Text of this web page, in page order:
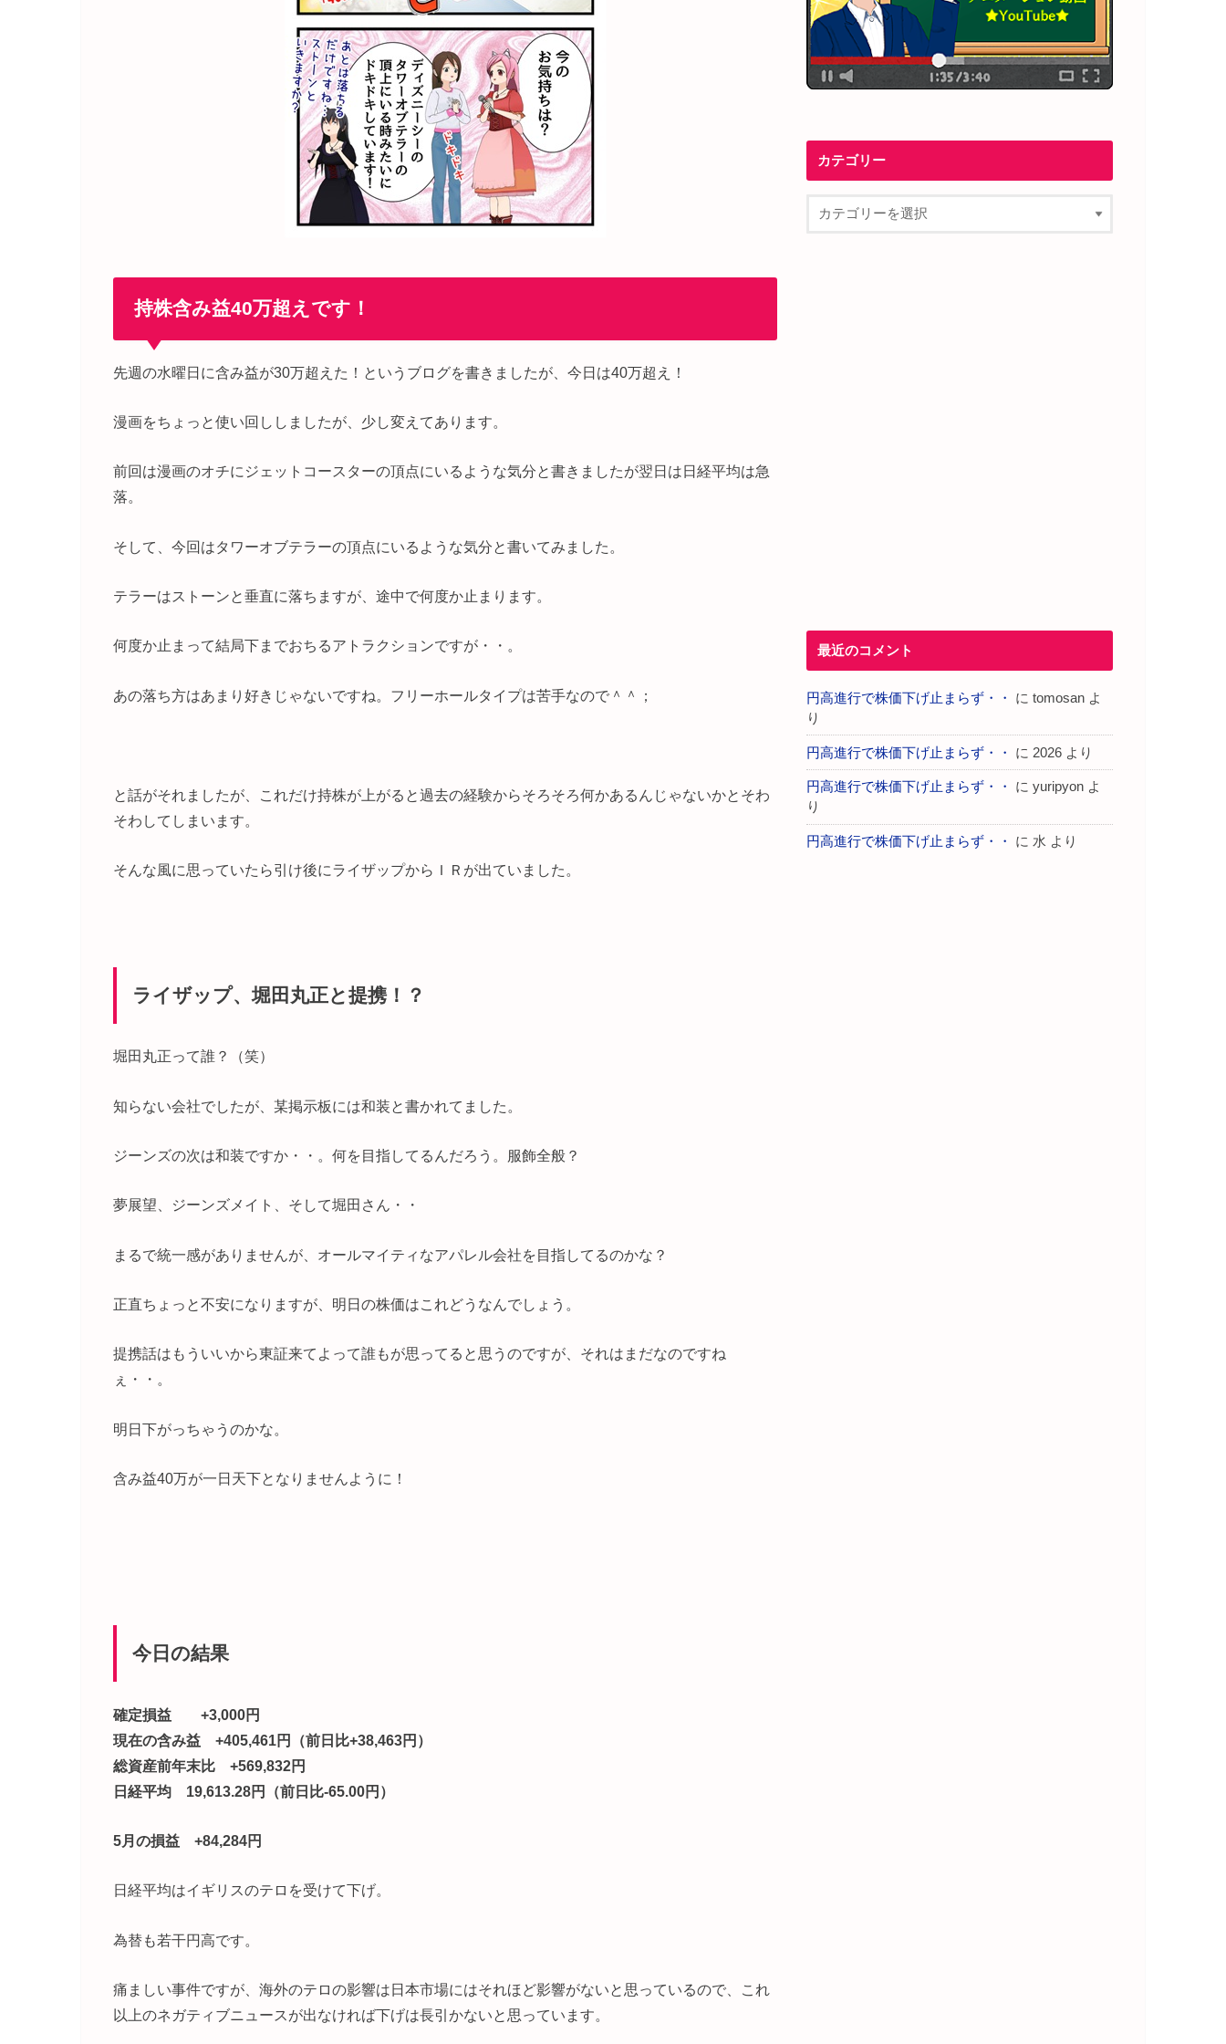
持株含み益40万超えです！
先週の水曜日に含み益が30万超えた！というブログを書きましたが、今日は40万超え！
漫画をちょっと使い回ししましたが、少し変えてあります。
前回は漫画のオチにジェットコースターの頂点にいるような気分と書きましたが翌日は日経平均は急
落。
そして、今回はタワーオブテラーの頂点にいるような気分と書いてみました。
テラーはストーンと垂直に落ちますが、途中で何度か止まります。
何度か止まって結局下までおちるアトラクションですが・・。
あの落ち方はあまり好きじゃないですね。フリーホールタイプは苦手なので＾＾；
と話がそれましたが、これだけ持株が上がると過去の経験からそろそろ何かあるんじゃないかとそわ
そわしてしまいます。
そんな風に思っていたら引け後にライザップからＩＲが出ていました。
ライザップ、堀田丸正と提携！？
堀田丸正って誰？（笑）
知らない会社でしたが、某掲示板には和装と書かれてました。
ジーンズの次は和装ですか・・。何を目指してるんだろう。服飾全般？
夢展望、ジーンズメイト、そして堀田さん・・
まるで統一感がありませんが、オールマイティなアパレル会社を目指してるのかな？
正直ちょっと不安になりますが、明日の株価はこれどうなんでしょう。
提携話はもういいから東証来てよって誰もが思ってると思うのですが、それはまだなのですね
ぇ・・。
明日下がっちゃうのかな。
含み益40万が一日天下となりませんように！
今日の結果
確定損益 +3,000円
現在の含み益 +405,461円（前日比+38,463円）
総資産前年末比 +569,832円
日経平均 19,613.28円（前日比-65.00円）
5月の損益 +84,284円
日経平均はイギリスのテロを受けて下げ。
為替も若干円高です。
痛ましい事件ですが、海外のテロの影響は日本市場にはそれほど影響がないと思っているので、これ
以上のネガティブニュースが出なければ下げは長引かないと思っています。
カテゴリー
最近のコメント
円高進行で株価下げ止まらず・・ に tomosan よ
り
円高進行で株価下げ止まらず・・ に 2026 より
円高進行で株価下げ止まらず・・ に yuripyon よ
り
円高進行で株価下げ止まらず・・ に 水 より